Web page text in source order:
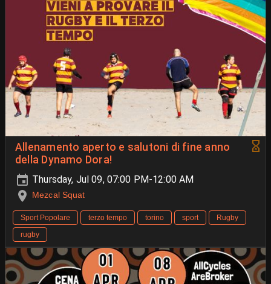
Allenamento aperto e salutoni di fine anno
della Dynamo Dora!
Thursday, Jul 09, 07:00 PM-12:00 AM
Mezcal Squat
Sport Popolare terzo tempo torino sport
Rugby
rugby